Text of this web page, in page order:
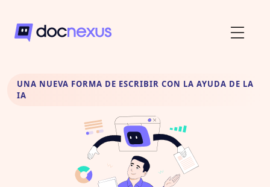
UNA NUEVA FORMA DE ESCRIBIR CON LA AYUDA DE LA
IA